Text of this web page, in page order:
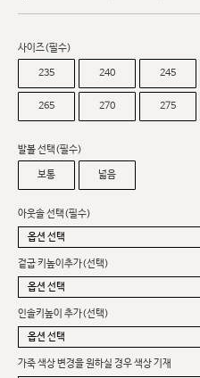
사이즈(필수)
235 240 245
265 270 275
발볼 선택(필수)
보통 넓음
아웃솔 선택(필수)
겉굽 키높이추가(선택)
인솔키높이 추가(선택)
가죽 색상 변경을 원하실 경우 색상 기재